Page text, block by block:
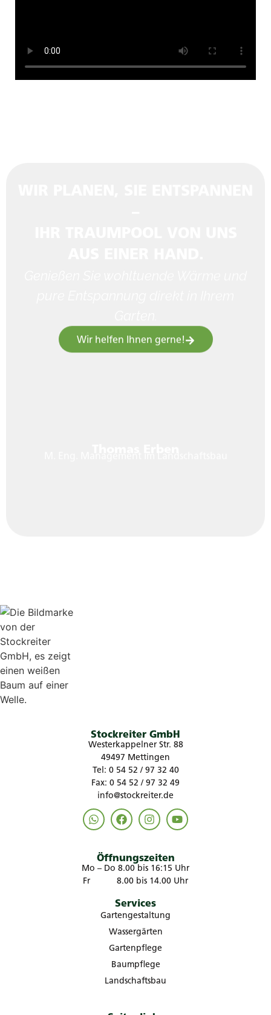
Wir helfen Ihnen gerne!
Stockreiter GmbH
Westerkappelner Str. 88
49497 Mettingen
Tel: 0 54 52 / 97 32 40
Fax: 0 54 52 / 97 32 49
info@stockreiter.de
Öffnungszeiten
Mo – Do 8.00 bis 16:15 Uhr
Fr 8.00 bis 14.00 Uhr
Services
Gartengestaltung
Wassergärten
Gartenpflege
Baumpflege
Landschaftsbau